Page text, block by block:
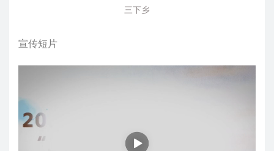
三下乡
宣传短片